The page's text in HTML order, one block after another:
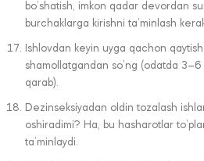
bo’shatish, imkon qadar devordan
burchaklarga kirishni ta’minlash
Ishlovdan keyin uyga qachon
shamollatgandan so’ng (odatda
qarab).
Dezinseksiyadan oldin tozalash
oshiradimi? Ha, bu hasharotlar
ta’minlaydi.